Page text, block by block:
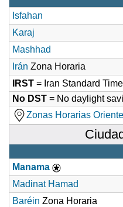
Isfahan
Karaj
Mashhad
Irán Zona Horaria
IRST = Iran Standard Time
No DST = No daylight
Zonas Horarias
Manama
Madinat Hamad
Baréin Zona Horaria